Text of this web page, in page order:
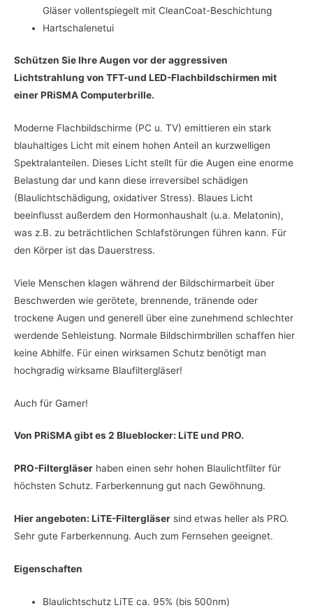
Gläser vollentspiegelt mit CleanCoat-Beschichtung
Hartschalenetui
Schützen Sie Ihre Augen vor der aggressiven
Lichtstrahlung von TFT-und LED-Flachbildschirmen mit
einer PRiSMA Computerbrille.
Moderne Flachbildschirme (PC u. TV) emittieren ein stark
blauhaltiges Licht mit einem hohen Anteil an kurzwelligen
Spektralanteilen. Dieses Licht stellt für die Augen eine enorme
Belastung dar und kann diese irreversibel schädigen
(Blaulichtschädigung, oxidativer Stress). Blaues Licht
beeinflusst außerdem den Hormonhaushalt (u.a. Melatonin),
was z.B. zu beträchtlichen Schlafstörungen führen kann. Für
den Körper ist das Dauerstress.
Viele Menschen klagen während der Bildschirmarbeit über
Beschwerden wie gerötete, brennende, tränende oder
trockene Augen und generell über eine zunehmend schlechter
werdende Sehleistung. Normale Bildschirmbrillen schaffen hier
keine Abhilfe. Für einen wirksamen Schutz benötigt man
hochgradig wirksame Blaufiltergläser!
Auch für Gamer!
Von PRiSMA gibt es 2 Blueblocker: LiTE und PRO.
PRO-Filtergläser haben einen sehr hohen Blaulichtfilter für
höchsten Schutz. Farberkennung gut nach Gewöhnung.
Hier angeboten: LiTE-Filtergläser sind etwas heller als PRO.
Sehr gute Farberkennung. Auch zum Fernsehen geeignet.
Eigenschaften
Blaulichtschutz LiTE ca. 95% (bis 500nm)